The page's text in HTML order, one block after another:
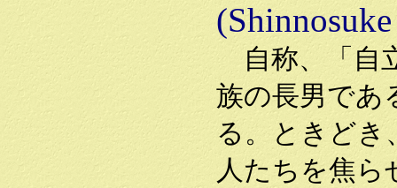
自称、「自
族の長男であ
る。ときどき
人たちを焦